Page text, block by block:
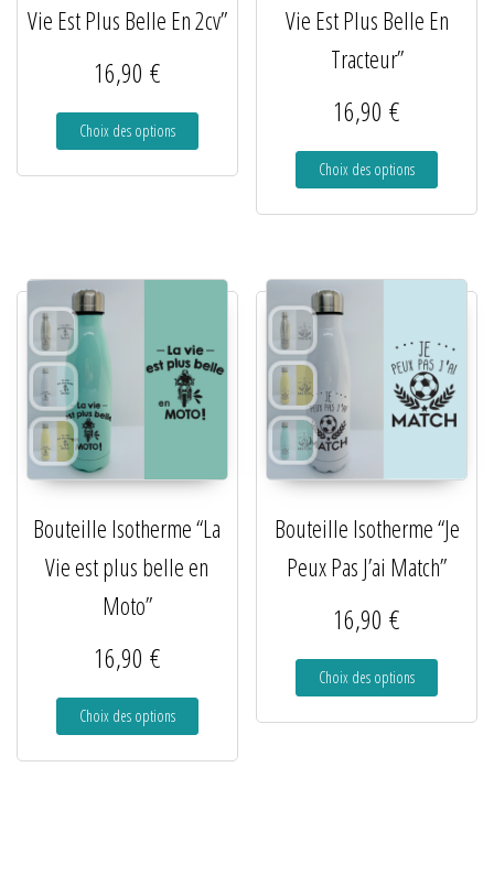
Vie Est Plus Belle En 2cv”
16,90 €
Choix des options
Vie Est Plus Belle En
Tracteur”
16,90€
Choix des options
Bouteille Isotherme “La
Vie est plus belle en
Moto”
16,90 €
Choix des options
Bouteille Isotherme “Je
Peux Pas J’ai Match”
16,90€
Choix des options